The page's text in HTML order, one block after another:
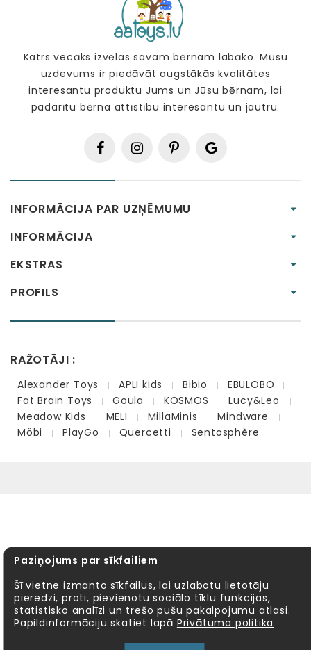
Katrs vecāks izvēlas savam bērnam labāko. Mūsu
uzdevums ir piedāvāt augstākās kvalitātes
interesantu produktu Jums un Jūsu bērnam, lai
padarītu bērna attīstību interesantu un jautru.
INFORMĀCIJA PAR UZŅĒMUMU
INFORMĀCIJA
EKSTRAS
PROFILS
RAŽOTĀJI :
Alexander Toys APLI kids Bibio
EBULOBO
Fat Brain Toys
Goula KOSMOS
Lucy&Leo
Meadow Kids
MELI MillaMinis
Mindware
Möbi
PlayGo Quercetti Sentosphère
Paziņojums par sīkfailiem
Šī vietne izmanto sīkfailus, lai uzlabotu lietotāju
pieredzi, proti, pievienotu sociālo tīklu funkcijas,
statistisko analīzi un trešo pušu pakalpojumu atlasi.
Papildinformāciju skatiet lapā Privātuma politika